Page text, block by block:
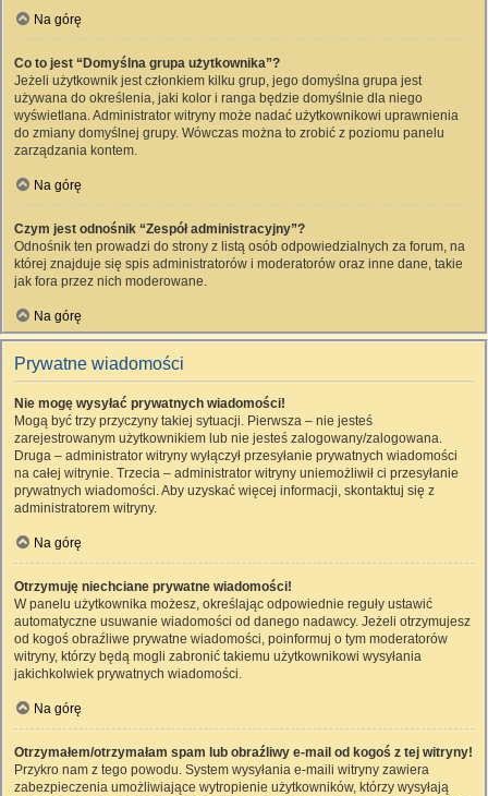
Na górę
Co to jest “Domyślna grupa użytkownika”?
Jeżeli użytkownik jest członkiem kilku grup, jego domyślna grupa jest
używana do określenia, jaki kolor i ranga będzie domyślnie dla niego
wyświetlana. Administrator witryny może nadać użytkownikowi uprawnienia
do zmiany domyślnej grupy. Wówczas można to zrobić z poziomu panelu
zarządzania kontem.
Na górę
Czym jest odnośnik “Zespół administracyjny”?
Odnośnik ten prowadzi do strony z listą osób odpowiedzialnych za forum, na
której znajduje się spis administratorów i moderatorów oraz inne dane, takie
jak fora przez nich moderowane.
Na górę
Prywatne wiadomości
Nie mogę wysyłać prywatnych wiadomości!
Mogą być trzy przyczyny takiej sytuacji. Pierwsza – nie jesteś
zarejestrowanym użytkownikiem lub nie jesteś zalogowany/zalogowana.
Druga – administrator witryny wyłączył przesyłanie prywatnych wiadomości
na całej witrynie. Trzecia – administrator witryny uniemożliwił ci przesyłanie
prywatnych wiadomości. Aby uzyskać więcej informacji, skontaktuj się z
administratorem witryny.
Na górę
Otrzymuję niechciane prywatne wiadomości!
W panelu użytkownika możesz, określając odpowiednie reguły ustawić
automatyczne usuwanie wiadomości od danego nadawcy. Jeżeli otrzymujesz
od kogoś obraźliwe prywatne wiadomości, poinformuj o tym moderatorów
witryny, którzy będą mogli zabronić takiemu użytkownikowi wysyłania
jakichkolwiek prywatnych wiadomości.
Na górę
Otrzymałem/otrzymałam spam lub obraźliwy e-mail od kogoś z tej witryny!
Przykro nam z tego powodu. System wysyłania e-maili witryny zawiera
zabezpieczenia umożliwiające wytropienie użytkowników, którzy wysyłają